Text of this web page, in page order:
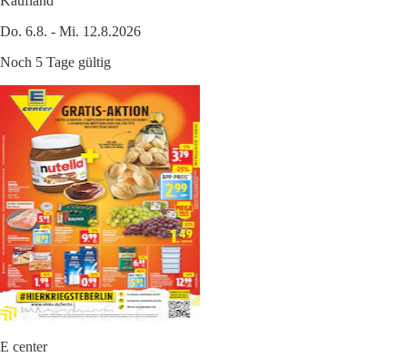
Do. 6.8. - Mi. 12.8.2026
Noch 5 Tage gültig
E center